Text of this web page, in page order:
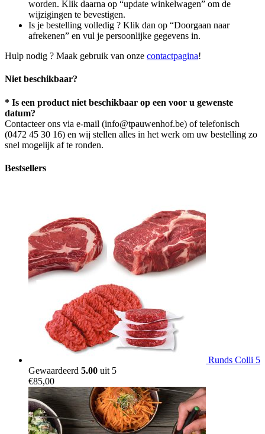
de
productpagina
worden. Klik daarna op “update winkelwagen” om de
wijzigingen te bevestigen.
Is je bestelling volledig ? Klik dan op “Doorgaan naar
afrekenen” en vul je persoonlijke gegevens in.
Hulp nodig ? Maak gebruik van onze contactpagina!
Niet beschikbaar?
* Is een product niet beschikbaar op een voor u gewenste
datum?
Contacteer ons via e-mail (info@tpauwenhof.be) of telefonisch
(0472 45 30 16) en wij stellen alles in het werk om uw bestelling zo
snel mogelijk af te ronden.
Bestsellers
Runds Colli 5
Gewaardeerd 5.00 uit 5
€85,00